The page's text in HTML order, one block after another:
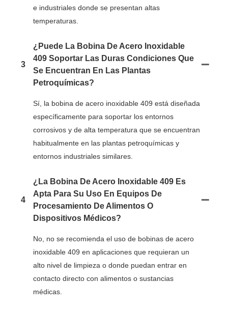
e industriales donde se presentan altas
temperaturas.
3
¿Puede La Bobina De Acero Inoxidable
409 Soportar Las Duras Condiciones Que
Se Encuentran En Las Plantas
Petroquímicas?
Sí, la bobina de acero inoxidable 409 está diseñada
específicamente para soportar los entornos
corrosivos y de alta temperatura que se encuentran
habitualmente en las plantas petroquímicas y
entornos industriales similares.
4
¿La Bobina De Acero Inoxidable 409 Es
Apta Para Su Uso En Equipos De
Procesamiento De Alimentos O
Dispositivos Médicos?
No, no se recomienda el uso de bobinas de acero
inoxidable 409 en aplicaciones que requieran un
alto nivel de limpieza o donde puedan entrar en
contacto directo con alimentos o sustancias
médicas.